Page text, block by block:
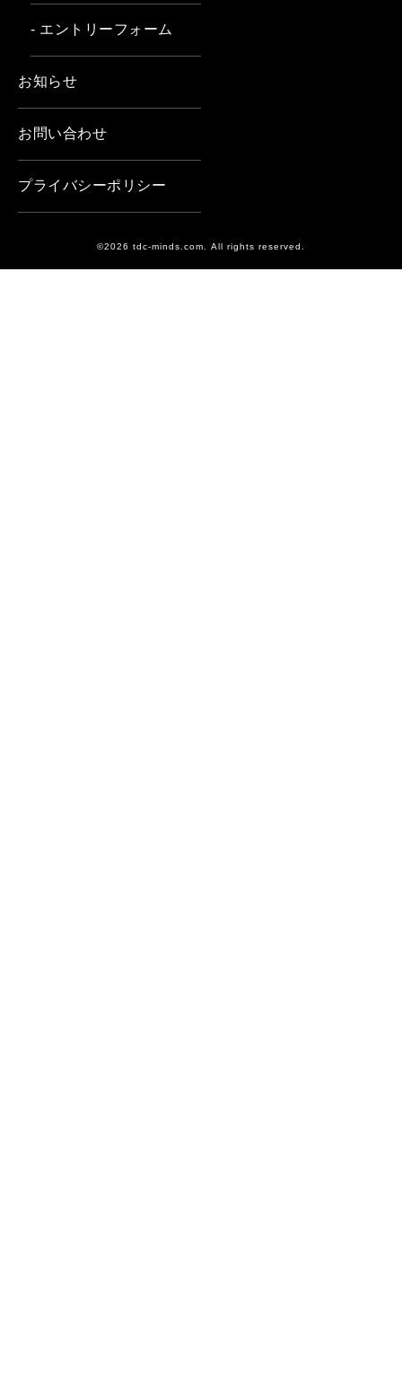
- エントリーフォーム
お知らせ
お問い合わせ
プライバシーポリシー
©2026 tdc-minds.com. All rights reserved.